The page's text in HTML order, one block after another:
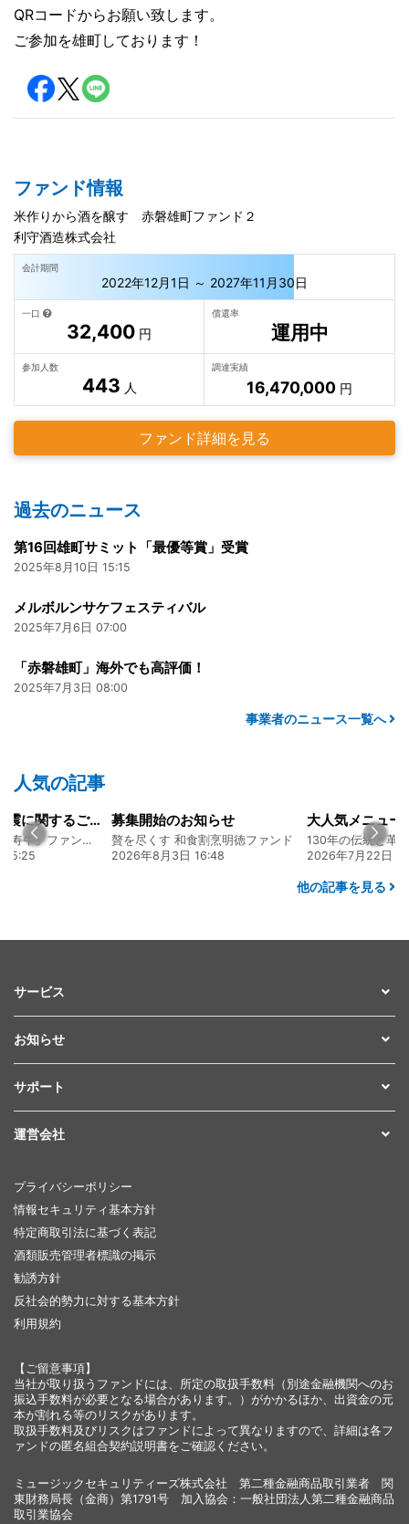
QRコードからお願い致します。
ご参加を雄町しております！
ファンド情報
米作りから酒を醸す 赤磐雄町ファンド２
利守酒造株式会社
会計期間
2022年12月1日 ～ 2027年11月30日
一口
32,400 円
償還率
運用中
参加人数
443 人
調達実績
16,470,000 円
ファンド詳細を見る
過去のニュース
第16回雄町サミット「最優等賞」受賞
2025年8月10日 15:15
メルボルンサケフェスティバル
2025年7月6日 07:00
「赤磐雄町」海外でも高評価！
2025年7月3日 08:00
事業者のニュース一覧へ
人気の記事
令和8年熊本地震に関するご報告
熊本 あか牛「延寿牛」ファンド2026
15:25
募集開始のお知らせ
贅を尽くす 和食割烹明徳ファンド
2026年8月3日 16:48
2026年7月22日
他の記事を見る
サービス
お知らせ
サポート
運営会社
プライバシーポリシー
情報セキュリティ基本方針
特定商取引法に基づく表記
酒類販売管理者標識の掲示
勧誘方針
反社会的勢力に対する基本方針
利用規約
【ご留意事項】
当社が取り扱うファンドには、所定の取扱手数料（別途金融機関へのお
振込手数料が必要となる場合があります。）がかかるほか、出資金の元
本が割れる等のリスクがあります。
取扱手数料及びリスクはファンドによって異なりますので、詳細は各フ
ァンドの匿名組合契約説明書をご確認ください。
ミュージックセキュリティーズ株式会社 第二種金融商品取引業者 関
東財務局長（金商）第1791号 加入協会：一般社団法人第二種金融商品
取引業協会